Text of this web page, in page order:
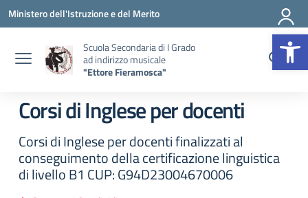
Vai ai contenuti
Vai al menu di navigazione
Vai al footer
Ministero dell'Istruzione e del Merito
Scuola Secondaria di I Grado
ad indirizzo musicale
"Ettore Fieramosca"
Corsi di Inglese per docenti
Corsi di Inglese per docenti finalizzati al
conseguimento della certificazione linguistica
di livello B1 CUP: G94D23004670006